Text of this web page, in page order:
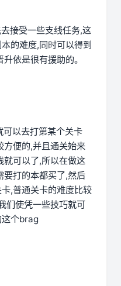
接受一些支线任务,这
的难度,同时可以得到
依是很有援助的。
以去打第某个关卡
方便的,并且通关始来
就可以了,所以在做这
要打的本都买了,然后
,普通关卡的难度比较
们使凭一些技巧就可
这个brag